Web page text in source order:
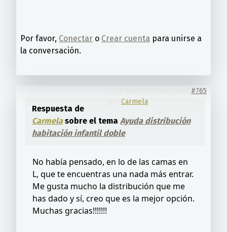
Por favor, Conectar o Crear cuenta para unirse a
la conversación.
#765
Carmela
Respuesta de
Carmelasobre el tema Ayuda distribución
habitación infantil doble
No había pensado, en lo de las camas en
L, que te encuentras una nada más entrar.
Me gusta mucho la distribución que me
has dado y sí, creo que es la mejor opción.
Muchas gracias!!!!!!!